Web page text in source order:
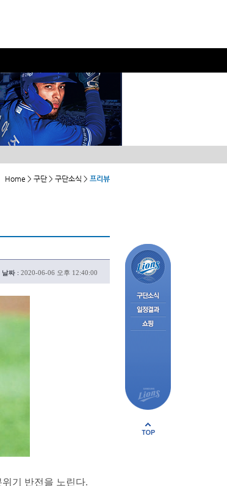
Home > 구단 > 구단소식 > 프리뷰
날짜 : 2020-06-06 오후 12:40:00
기 반전을 노린다.